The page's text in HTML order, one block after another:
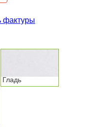
фактуры
Гладь